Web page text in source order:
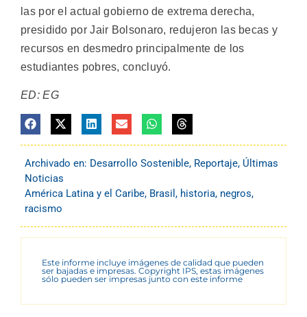
las por el actual gobierno de extrema derecha,
presidido por Jair Bolsonaro, redujeron las becas y
recursos en desmedro principalmente de los
estudiantes pobres, concluyó.
ED: EG
Archivado en: Desarrollo Sostenible, Reportaje, Últimas
Noticias
América Latina y el Caribe, Brasil , historia, negros,
racismo
Este informe incluye imágenes de calidad que pueden
ser bajadas e impresas. Copyright IPS, estas imágenes
sólo pueden ser impresas junto con este informe